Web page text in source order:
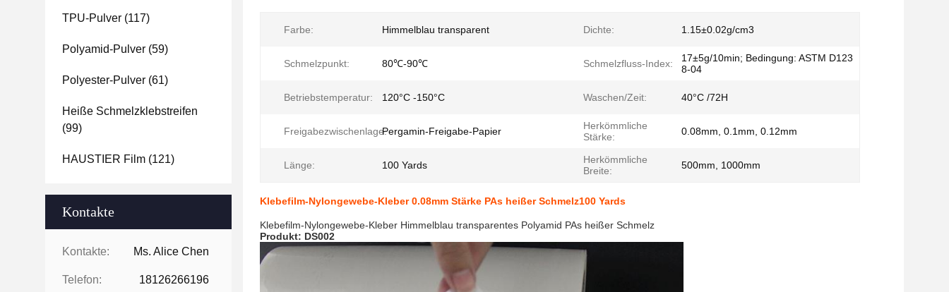
TPU-Pulver (117)
Polyamid-Pulver (59)
Polyester-Pulver (61)
Heiße Schmelzklebstreifen
(99)
HAUSTIER Film (121)
Kontakte
Kontakte: Ms. Alice Chen
Telefon: 18126266196
Farbe: Himmelblau transparent Dichte: 1.15±0.02g/cm3
Schmelzpunkt: 80℃-90℃ Schmelzfluss-Index:
17±5g/10min; Bedingung: ASTM D123
8-04
Betriebstemperatur: 120°C -150°C Waschen/Zeit: 40°C /72H
Freigabezwischenlage:Pergamin-Freigabe-Papier
Herkömmliche
Stärke:
0.08mm, 0.1mm, 0.12mm
Länge: 100 Yards
Herkömmliche
Breite:
500mm, 1000mm
Klebefilm-Nylongewebe-Kleber 0.08mm Stärke PAs heißer Schmelz100 Yards
Klebefilm-Nylongewebe-Kleber Himmelblau transparentes Polyamid PAs heißer Schmelz
Produkt: DS002